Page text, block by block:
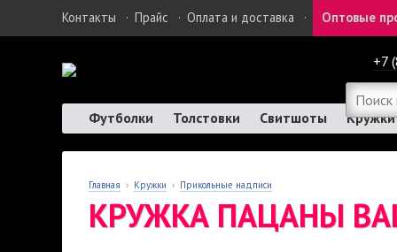
Контакты · Прайс · Оплата и доставка · Оптовые
+7
Футболки Толстовки Свитшоты Кружки
Главная › Кружки › Прикольные надписи
КРУЖКА ПАЦАНЫ